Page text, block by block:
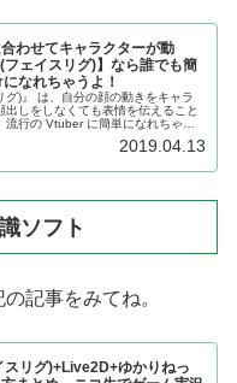
わせてキャラクターが動
フェイスリグ)】なら誰でも簡
なれちゃうよ！
グ)』 は、自分の顔の動きをキャラ
出しをしなくても表情を伝えること
流行の Vtuber に簡単になれちゃう
2019.04.13
ソフト
記事をみてね。
スリグ)+Live2D+ゆかりねっ